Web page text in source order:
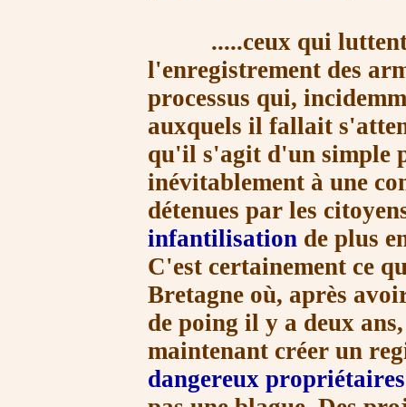
.....ceux qui luttent
l'enregistrement des
processus qui,
auxquels il fallait
qu'il s'agit d'un simple
inévitablement à une
détenues par les
infantilisation de plus
C'est certainement ce
Bretagne où, après
de poing il y a deux
maintenant créer un
dangereux